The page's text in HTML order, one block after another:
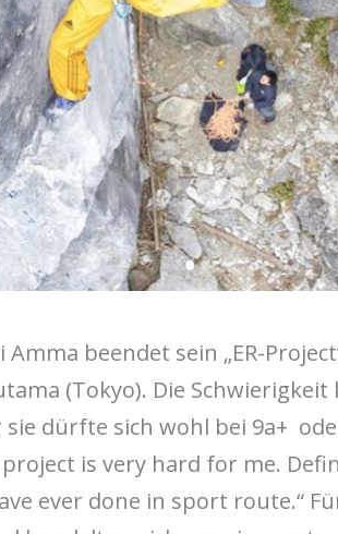
Amma beendet sein „ER-
(Tokyo). Die
sie dürfte sich wohl bei 9a+
project is very hard for me.
ever done in sport route.“